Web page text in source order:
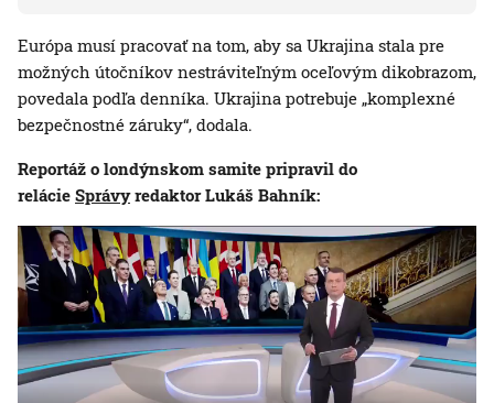
Európa musí pracovať na tom, aby sa Ukrajina stala pre
možných útočníkov nestráviteľným oceľovým dikobrazom,
povedala podľa denníka. Ukrajina potrebuje „komplexné
bezpečnostné záruky“, dodala.
Reportáž o londýnskom samite pripravil do
relácie Správyredaktor Lukáš Bahník: